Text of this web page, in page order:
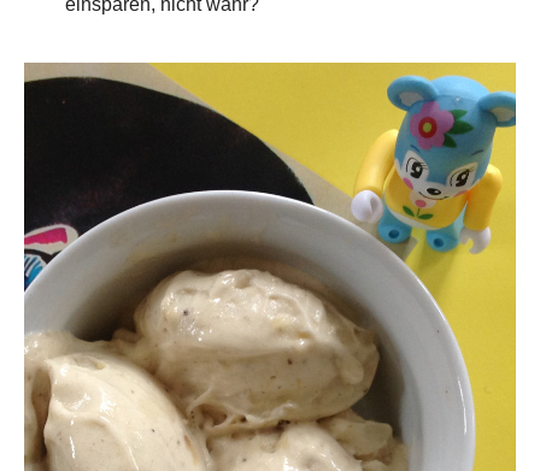
einsparen, nicht wahr?